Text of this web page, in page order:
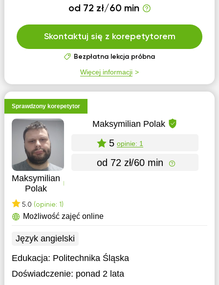
od 72 zł/60 min
Skontaktuj się z korepetytorem
Bezpłatna lekcja próbna
Więcej informacji
Sprawdzony korepetytor
Maksymilian
Polak
5.0 (opinie: 1)
Maksymilian Polak
5 opinie: 1
od 72 zł/60 min
Możliwość zajęć online
Język angielski
Edukacja: Politechnika Śląska
Doświadczenie: ponad 2 lata